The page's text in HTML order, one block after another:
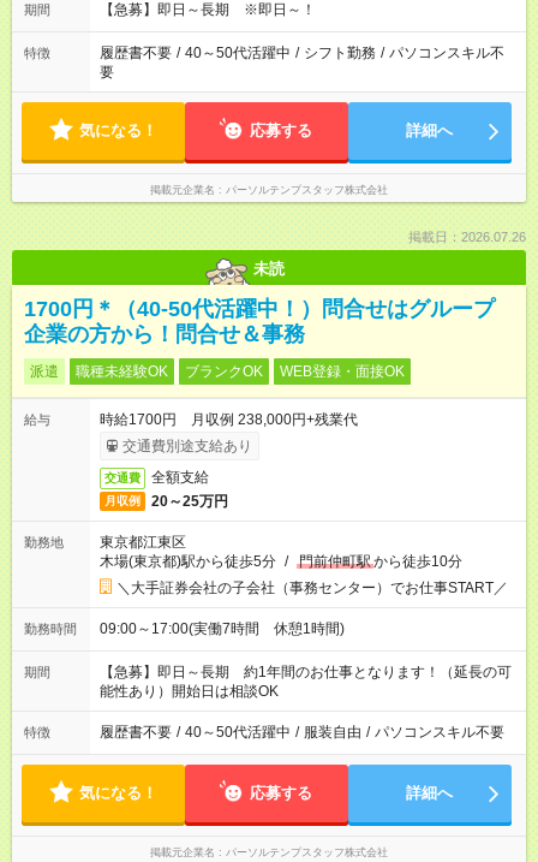
期間 【急募】即日～長期 ※即日～！
特徴 履歴書不要 / 40～50代活躍中 / シフト勤務 / パソコンスキル不
要
気になる！ 応募する 詳細へ
掲載元企業名 パーソルテンプスタッフ株式会社
掲載日：2026.07.26
未読
1700円＊（40-50代活躍中！）問合せはグループ
企業の方から！問合せ＆事務
派遣 職種未経験OK ブランクOK WEB登録・面接OK
給与
時給1700円 月収例 238,000円+残業代
交通費別途支給あり
交通費 全額支給
月収例 20～25万円
勤務地
東京都江東区
木場(東京都)駅から徒歩5分 / 門前仲町駅から徒歩10分
＼大手証券会社の子会社（事務センター）でお仕事START／
勤務時間 09:00～17:00(実働7時間 休憩1時間)
期間
【急募】即日～長期 約1年間のお仕事となります！（延長の可
能性あり）開始日は相談OK
特徴 履歴書不要 / 40～50代活躍中 / 服装自由 / パソコンスキル不要
気になる！ 応募する 詳細へ
掲載元企業名 パーソルテンプスタッフ株式会社